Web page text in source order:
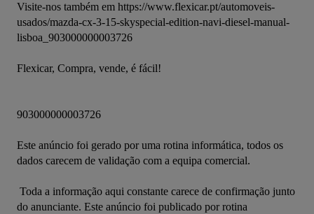
Visite-nos também em https://www.flexicar.pt/automoveis-
usados/mazda-cx-3-15-skyspecial-edition-navi-diesel-manual-
lisboa_903000000003726
Flexicar, Compra, vende, é fácil!
903000000003726
Este anúncio foi gerado por uma rotina informática, todos os
dados carecem de validação com a equipa comercial.
do anunciante. Este anúncio foi publicado por rotina